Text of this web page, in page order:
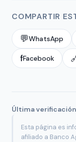
COMPARTIR
💬WhatsApp
fFacebook
Última
Esta página es
afiliado a Banco